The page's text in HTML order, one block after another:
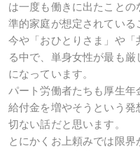
は一度も働きに出たこと
準的家庭が想定されている
今や「おひとりさま」や
る中で、単身女性が最も
になっています。
パート労働者たちも厚生
給付金を増やそうという発
切ない話だと思います。
とにかくお上頼みでは限界